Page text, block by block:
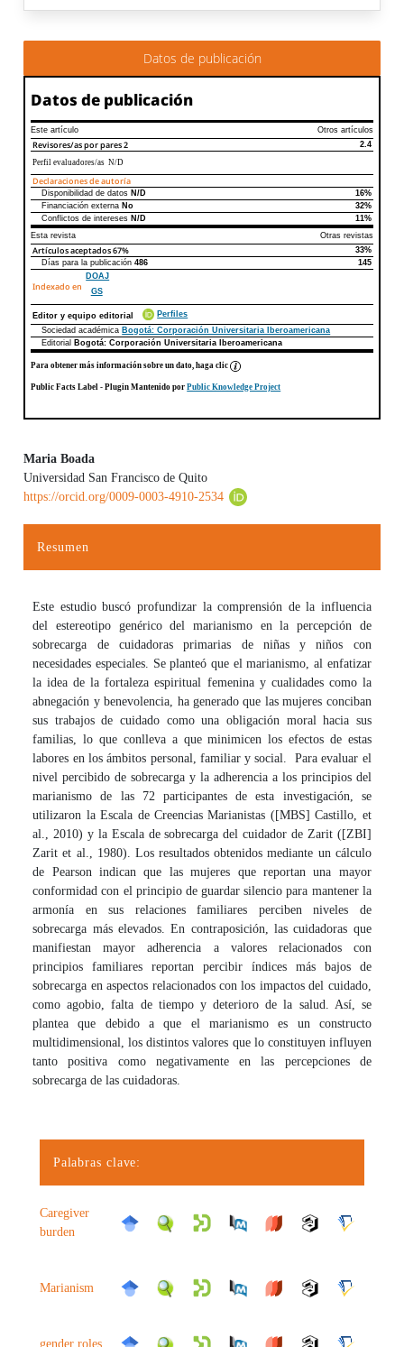
Datos de publicación
Datos de publicación
Este artículo Otros artículos
Revisores/as por pares2
2.4
Perfil evaluadores/as N/D
Declaraciones de autoría
Declaraciones de autoríaEste artículo
Disponibilidad de datos N/D
16%
Financiación externa No
32%
Conflictos de intereses N/D
11%
Esta revista
Otras revistas
Artículos aceptados67%
33%
Días para la publicación486 145
Indexado en
DOAJ
GS
Editor y equipo editorial
Perfiles
Sociedad académica Bogotá: Corporación Universitaria Iberoamericana
Editorial
Bogotá: Corporación Universitaria Iberoamericana
Para obtener más información sobre un dato, haga clic
Public Facts Label - Plugin Mantenido porPublic Knowledge Project
Contenido principal del artículo
Maria Boada
Universidad San Francisco de Quito
https://orcid.org/0009-0003-4910-2534
Resumen
Este estudio buscó profundizar la comprensión de la influencia
del estereotipo genérico del marianismo en la percepción de
sobrecarga de cuidadoras primarias de niñas y niños con
necesidades especiales. Se planteó que el marianismo, al enfatizar
la idea de la fortaleza espiritual femenina y cualidades como la
abnegación y benevolencia, ha generado que las mujeres conciban
sus trabajos de cuidado como una obligación moral hacia sus
familias, lo que conlleva a que minimicen los efectos de estas
labores en los ámbitos personal, familiar y social. Para evaluar el
nivel percibido de sobrecarga y la adherencia a los principios del
marianismo de las 72 participantes de esta investigación, se
utilizaron la Escala de Creencias Marianistas ([MBS] Castillo, et
al., 2010) y la Escala de sobrecarga del cuidador de Zarit ([ZBI]
Zarit et al., 1980). Los resultados obtenidos mediante un cálculo
de Pearson indican que las mujeres que reportan una mayor
conformidad con el principio de guardar silencio para mantener la
armonía en sus relaciones familiares perciben niveles de
sobrecarga más elevados. En contraposición, las cuidadoras que
manifiestan mayor adherencia a valores relacionados con
principios familiares reportan percibir índices más bajos de
sobrecarga en aspectos relacionados con los impactos del cuidado,
como agobio, falta de tiempo y deterioro de la salud. Así, se
plantea que debido a que el marianismo es un constructo
multidimensional, los distintos valores que lo constituyen influyen
tanto positiva como negativamente en las percepciones de
sobrecarga de las cuidadoras.
Palabras clave:
Caregiver
burden
Marianism
gender roles